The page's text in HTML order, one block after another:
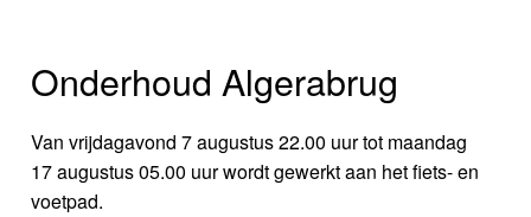
Onderhoud Algerabrug
Van vrijdagavond 7 augustus 22.00 uur tot maandag
17 augustus 05.00 uur wordt gewerkt aan het fiets- en
voetpad.